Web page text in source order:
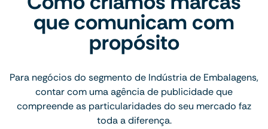
que comunicam com
propósito
Para negócios do segmento de Indústria de Embalagens,
contar com uma agência de publicidade que
compreende as particularidades do seu mercado faz
toda a diferença.